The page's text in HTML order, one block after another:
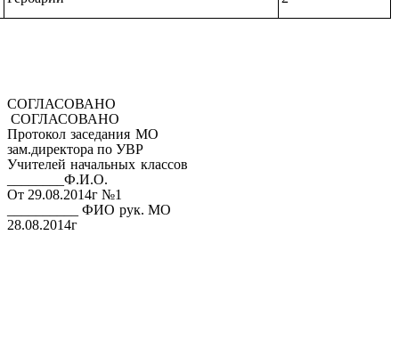
СОГЛАСОВАНО
СОГЛАСОВАНО
Протокол заседания МО
зам.директора по УВР
Учителей начальных классов
________Ф.И.О.
От 29.08.2014г №1
__________ ФИО рук. МО
28.08.2014г